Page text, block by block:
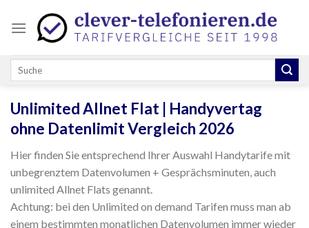
Unlimited Allnet Flat | Handyvertag
ohne Datenlimit Vergleich 2026
Hier finden Sie entsprechend Ihrer Auswahl Handytarife mit
unbegrenztem Datenvolumen + Gesprächsminuten, auch
unlimited Allnet Flats genannt.
Achtung: bei den Unlimited on demand Tarifen muss man ab
einem bestimmten monatlichen Datenvolumen immer wieder